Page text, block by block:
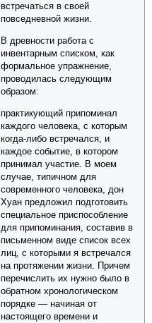
встречаться в своей
повседневной жизни.
В древности работа с
инвентарным списком, как
формальное упражнение,
проводилась следующим
образом:
практикующий припоминал
каждого человека, с которым
когда-либо встречался, и
каждое событие, в котором
принимал участие. В моем
случае, типичном для
современного человека, дон
Хуан предложил подготовить
специальное приспособление
для припоминания, составив в
письменном виде список всех
лиц, с которыми я встречался
на протяжении жизни. Причем
перечислить их нужно было в
обратном хронологическом
порядке — начиная от
настоящего времени и